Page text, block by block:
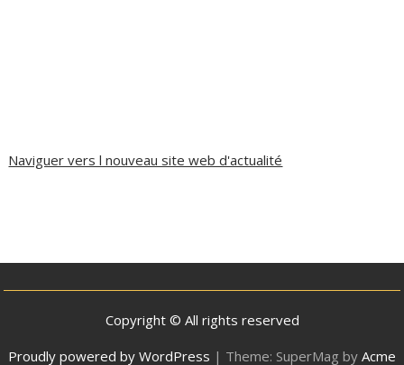
Naviguer vers l nouveau site web d'actualité
Copyright © All rights reserved
Proudly powered by WordPress | Theme: SuperMag by Acme